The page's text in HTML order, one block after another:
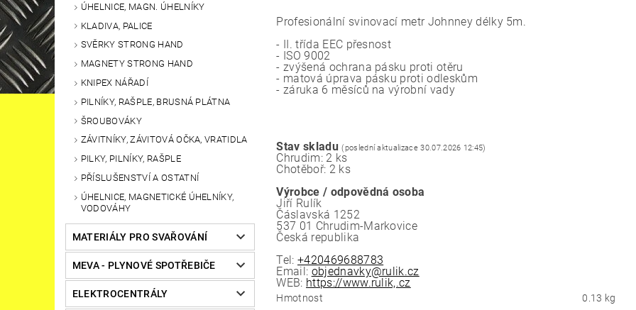
ÚHELNICE, MAGN. ÚHELNÍKY
KLADIVA, PALICE
SVĚRKY STRONG HAND
MAGNETY STRONG HAND
KNIPEX NÁŘADÍ
PILNÍKY, RAŠPLE, BRUSNÁ PLÁTNA
ŠROUBOVÁKY
ZÁVITNÍKY, ZÁVITOVÁ OČKA, VRATIDLA
PILKY, PILNÍKY, RAŠPLE
PŘÍSLUŠENSTVÍ A OSTATNÍ
ÚHELNICE, MAGNETICKÉ ÚHELNÍKY,
VODOVÁHY
MATERIÁLY PRO SVAŘOVÁNÍ
MEVA - PLYNOVÉ SPOTŘEBIČE
ELEKTROCENTRÁLY
Profesionální svinovací metr Johnney délky 5m.
- II. třída EEC přesnost
- ISO 9002
- zvýšená ochrana pásku proti otěru
- matová úprava pásku proti odleskům
- záruka 6 měsíců na výrobní vady
Stav skladu (poslední aktualizace 30.07.2026 12:45)
Chrudim: 2 ks
Chotěboř: 2 ks
Výrobce / odpovědná osoba
Jiří Rulík
Čáslavská 1252
537 01 Chrudim-Markovice
Česká republika
Tel:+420469688783
Email: objednavky@rulik.cz
WEB: https://www.rulik,.cz
Hmotnost 0.13 kg